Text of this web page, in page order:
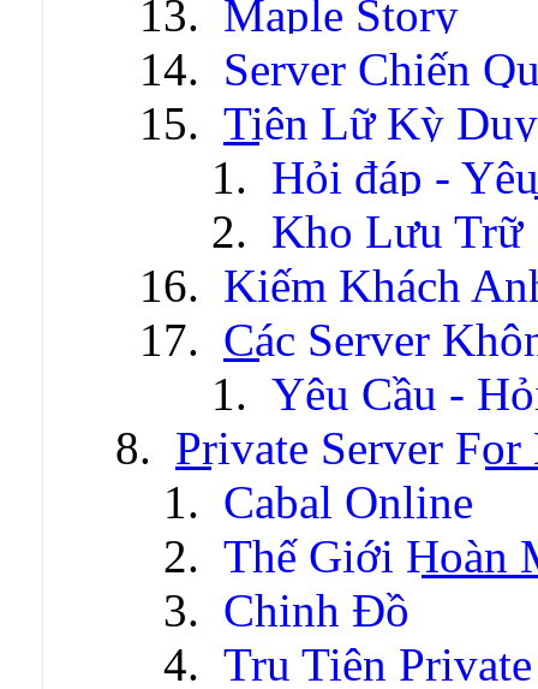
Maple Story
Server Chiến
Tiên Lữ Kỳ
Hỏi đáp -
Kho Lưu Trữ
Kiếm Khách
Các Server
Yêu Cầu -
Private Server
Cabal Online
Thế Giới Hoàn
Chinh Đồ
Tru Tiên Private